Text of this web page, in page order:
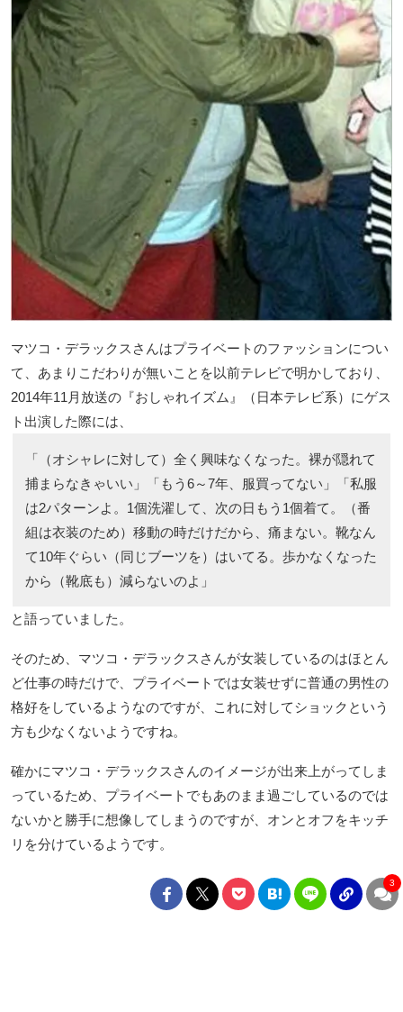
マツコ・デラックスさんはプライベートのファッションについ
て、あまりこだわりが無いことを以前テレビで明かしており、
2014年11月放送の『おしゃれイズム』（日本テレビ系）にゲス
ト出演した際には、
「（オシャレに対して）全く興味なくなった。裸が隠れて
捕まらなきゃいい」「もう6～7年、服買ってない」「私服
は2パターンよ。1個洗濯して、次の日もう1個着て。（番
組は衣装のため）移動の時だけだから、痛まない。靴なん
て10年ぐらい（同じブーツを）はいてる。歩かなくなった
から（靴底も）減らないのよ」
と語っていました。
そのため、マツコ・デラックスさんが女装しているのはほとん
ど仕事の時だけで、プライベートでは女装せずに普通の男性の
格好をしているようなのですが、これに対してショックという
方も少なくないようですね。
確かにマツコ・デラックスさんのイメージが出来上がってしま
っているため、プライベートでもあのまま過ごしているのでは
ないかと勝手に想像してしまうのですが、オンとオフをキッチ
リを分けているようです。
3